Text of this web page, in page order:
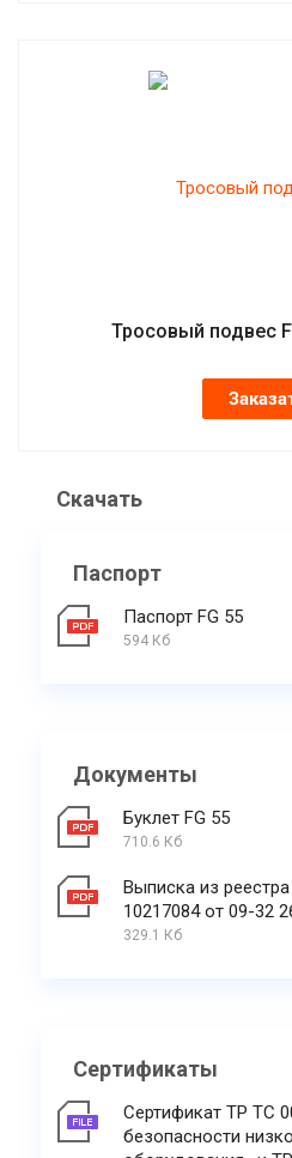
Тросовый подвес
Скачать
Паспорт
Паспорт FG 55
594 Кб
Документы
Буклет FG 55
710.6 Кб
Выписка из
10217084 от 09-32
329.1 Кб
Сертификаты
Сертификат ТР ТС
безопасности